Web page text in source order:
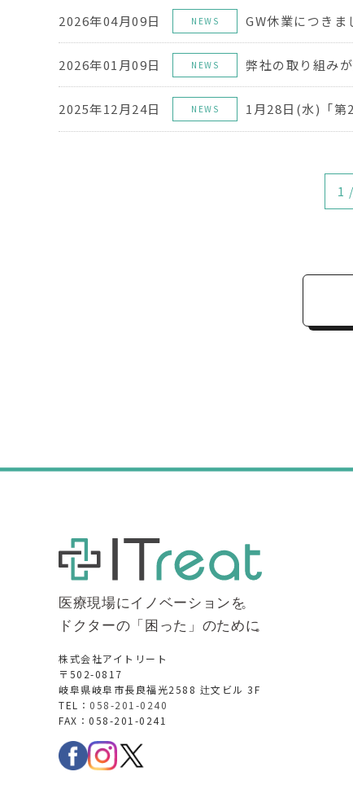
2026年04月09日 NEWS GW休業につきま
2026年01月09日 NEWS
2025年12月24日 NEWS
1
株式会社アイトリート
〒502-0817
岐阜県岐阜市長良福光2588 辻文ビル 3F
TEL： 058-201-0240
FAX：058-201-0241